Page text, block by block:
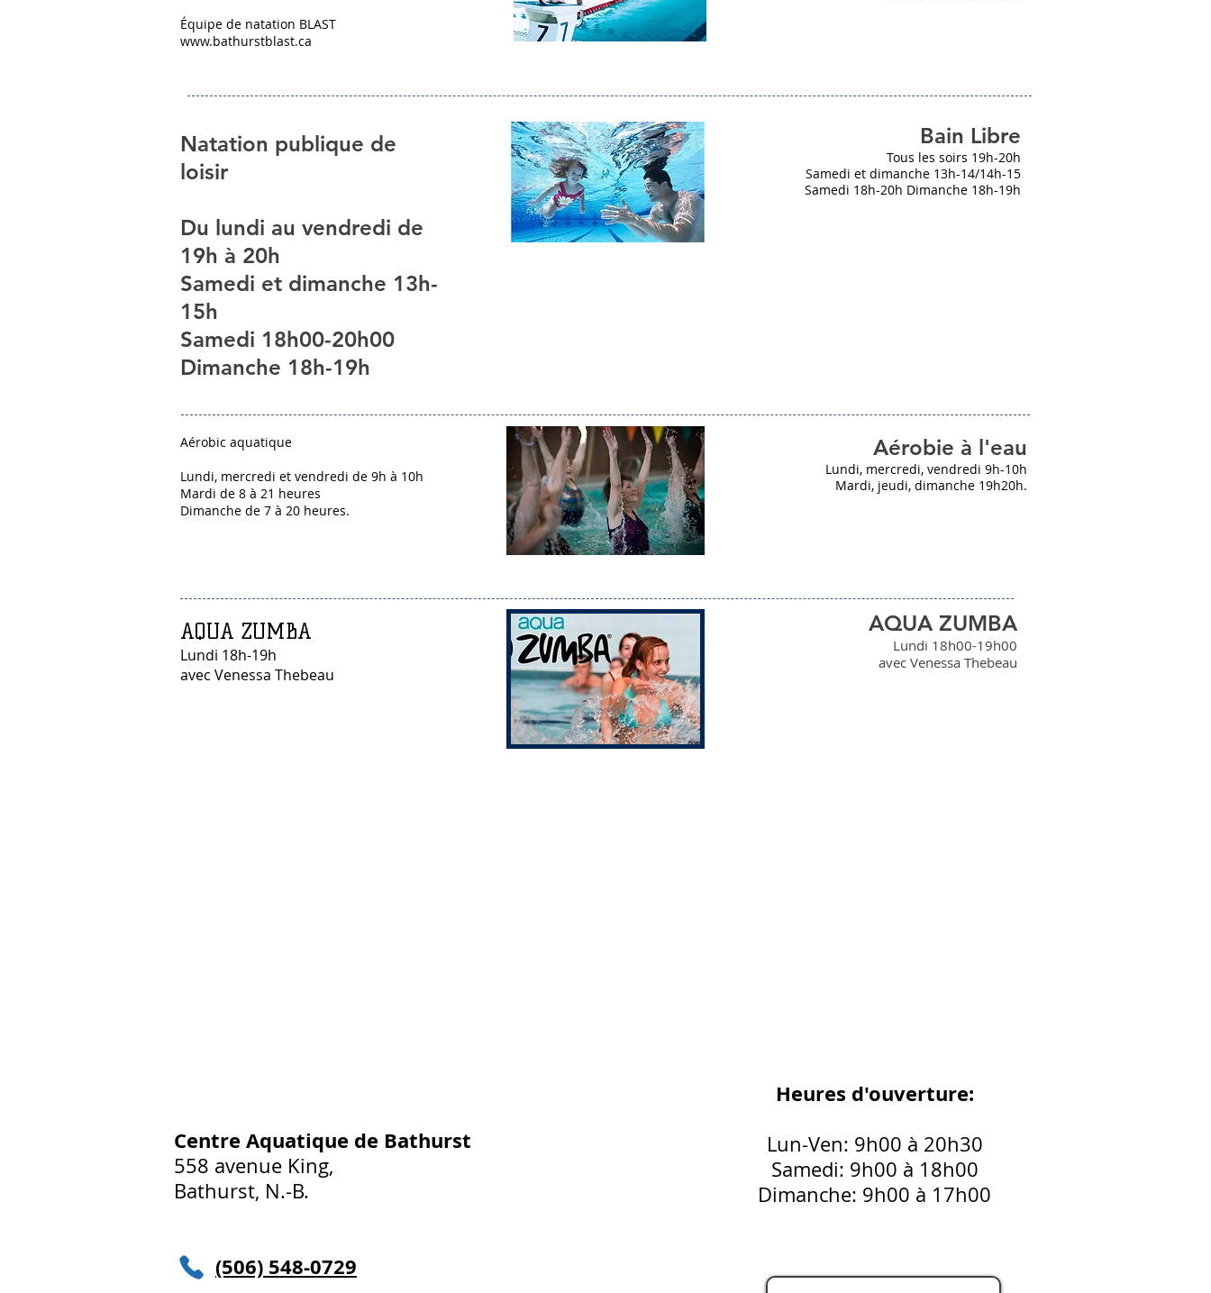
Équipe de natation BLAST
www.bathurstblast.ca
Natation publique de
loisir
Du lundi au vendredi de
19h à 20h
Samedi et dimanche 13h-
15h
Samedi 18h00-20h00
Dimanche 18h-19h
Bain Libre
Tous les soirs 19h-20h
Samedi et dimanche 13h-14/14h-15
Samedi 18h-20h Dimanche 18h-19h
Aérobic aquatique
Lundi, mercredi et vendredi de 9h à 10h
Mardi de 8 à 21 heures
Dimanche de 7 à 20 heures.
Aérobie à l'eau
Lundi, mercredi, vendredi 9h-10h
Mardi, jeudi, dimanche 19h20h.
AQUA ZUMBA
Lundi 18h-19h
avec Venessa Thebeau
AQUA ZUMBA
Lundi 18h00-19h00
avec Venessa Thebeau
Centre Aquatique de Bathurst
558 avenue King,
Bathurst, N.-B.
Heures d'ouverture:
Lun-Ven: 9h00 à 20h30
Samedi: 9h00 à 18h00
Dimanche: 9h00 à 17h00
(506) 548-0729